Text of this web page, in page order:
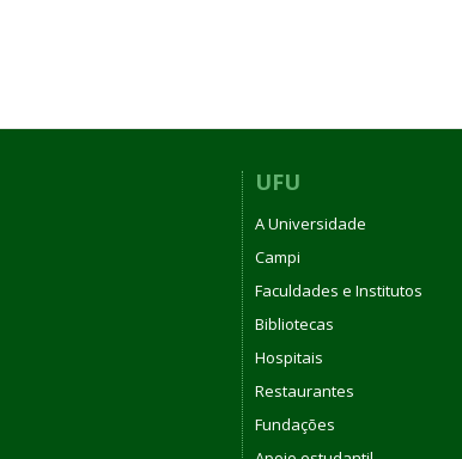
UFU
A Universidade
Campi
Faculdades e Institutos
Bibliotecas
Hospitais
Restaurantes
Fundações